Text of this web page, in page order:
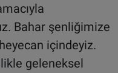
Bahar şenliğimize
içindeyiz.
geleneksel